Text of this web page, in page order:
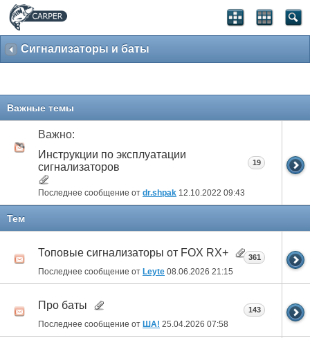
Сигнализаторы и баты
Важные темы
Важно:
Инструкции по эксплуатации
сигнализаторов
Последнее сообщение от dr.shpak 12.10.2022 09:43
19
Тем
Топовые сигнализаторы от FOX RX+
Последнее сообщение от Leyte 08.06.2026 21:15
361
Про баты
Последнее сообщение от ША! 25.04.2026 07:58
143